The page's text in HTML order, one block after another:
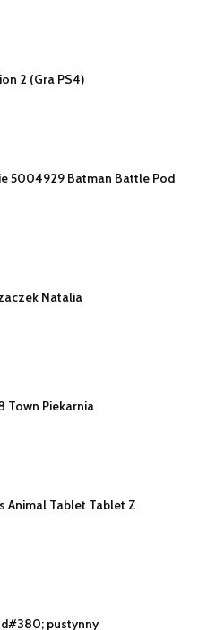
2 (Gra PS4)
5004929 Batman Battle Pod
Natalia
Town Piekarnia
Animal Tablet Tablet Z
pustynny